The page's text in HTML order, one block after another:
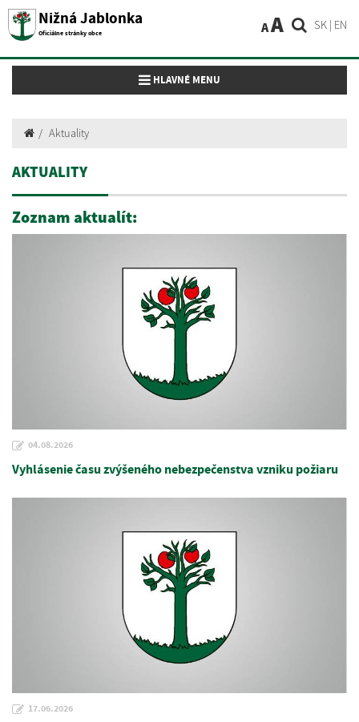
Nižná Jablonka
Oficiálne stránky obce
SK | EN
AA
Toggle navigation
HLAVNÉ MENU
Aktuality
AKTUALITY
Zoznam aktualít:
04.08.2026
Vyhlásenie času zvýšeného nebezpečenstva vzniku požiaru
17.06.2026